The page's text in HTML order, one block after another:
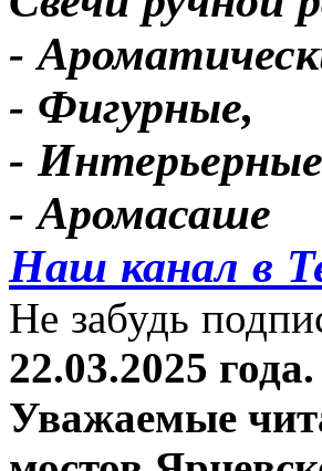
-
- Фигурные,
-
- Аромасаше
Наш канал в
Не забудь
22.03.2025 года.
Уважаемые